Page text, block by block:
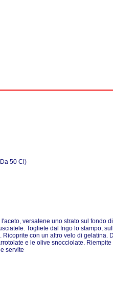
50 Cl)
versatene uno strato sul fondo
Togliete dal frigo lo stampo,
con un altro velo di gelatina.
e le olive snocciolate.
servite